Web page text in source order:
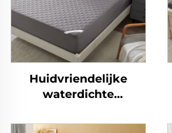
Huidvriendelijke
waterdichte
ademende zachte vul